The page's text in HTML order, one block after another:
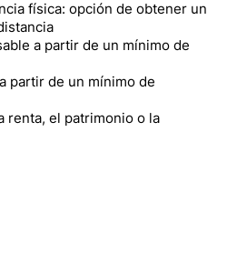
física: opción de obtener un
a partir de un mínimo de
partir de un mínimo de
renta, el patrimonio o la